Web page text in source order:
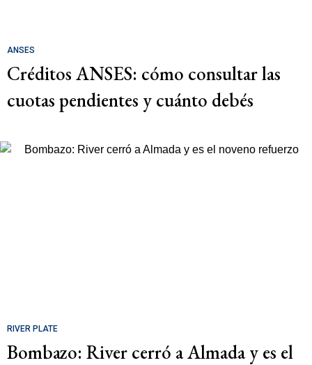
ANSES
Créditos ANSES: cómo consultar las
cuotas pendientes y cuánto debés
RIVER PLATE
Bombazo: River cerró a Almada y es el